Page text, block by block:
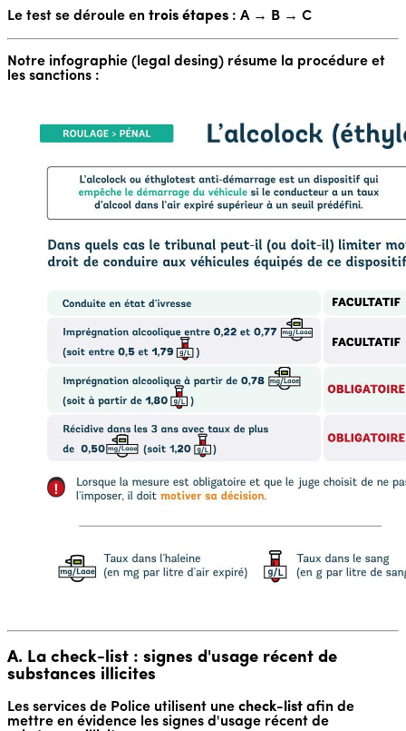
Le test se déroule en trois étapes : A → B → C
Notre infographie (legal desing) résume la procédure et
les sanctions :
A. La check-list : signes d'usage récent de
substances illicites
Les services de Police utilisent une check-list afin de
mettre en évidence les signes d'usage récent de